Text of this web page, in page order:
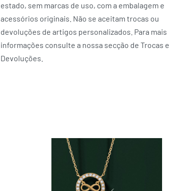
estado, sem marcas de uso, com a embalagem e
acessórios originais. Não se aceitam trocas ou
devoluções de artigos personalizados. Para mais
informações consulte a nossa secção de Trocas e
Devoluções.